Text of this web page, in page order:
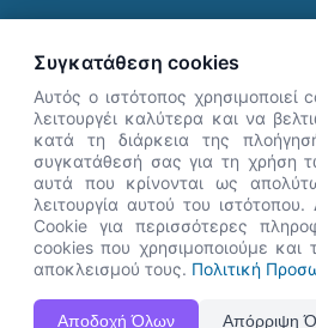
Η Ιστοσελίδα ΑνΑΔ είναι πλήρως συμβατή με τις
Apple Safari καθώς και Internet Explorer.
👋 Καλώς
Πες μου πώς
σήμερα.
Συγκατάθεση cookies
Αυτός ο ιστότοπος χρησιμοποιεί
λειτουργέι καλύτερα και να
κατά τη διάρκεια της
συγκατάθεσή σας για τη χρήση
αυτά που κρίνονται ως
λειτουργία αυτού του ιστότοπου.
Cookie για περισσότερες
cookies που χρησιμοποιούμε και
αποκλεισμού τους. Πολιτική
Αποδοχή Όλων Απόρριψη